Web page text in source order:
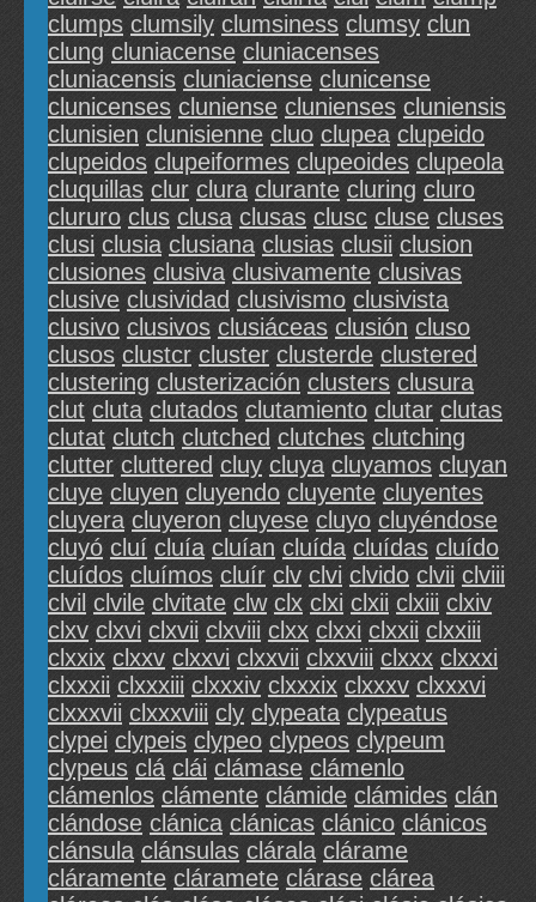
clumps clumsily clumsiness clumsy clun
clung cluniacense cluniacenses
cluniacensis cluniaciense clunicense
clunicenses cluniense clunienses cluniensis
clunisien clunisienne cluo clupea clupeido
clupeidos clupeiformes clupeoides clupeola
cluquillas clur clura clurante cluring cluro
clururo clus clusa clusas clusc cluse cluses
clusi clusia clusiana clusias clusii clusion
clusiones clusiva clusivamente clusivas
clusive clusividad clusivismo clusivista
clusivo clusivos clusiáceas clusión cluso
clusos clustcr cluster clusterde clustered
clustering clusterización clusters clusura
clut cluta clutados clutamiento clutar clutas
clutat clutch clutched clutches clutching
clutter cluttered cluy cluya cluyamos cluyan
cluye cluyen cluyendo cluyente cluyentes
cluyera cluyeron cluyese cluyo cluyéndose
cluyó cluí cluía cluían cluída cluídas cluído
cluídos cluímos cluír clv clvi clvido clvii clviii
clvil clvile clvitate clw clx clxi clxii clxiii clxiv
clxv clxvi clxvii clxviii clxx clxxi clxxii clxxiii
clxxix clxxv clxxvi clxxvii clxxviii clxxx clxxxi
clxxxii clxxxiii clxxxiv clxxxix clxxxv clxxxvi
clxxxvii clxxxviii cly clypeata clypeatus
clypei clypeis clypeo clypeos clypeum
clypeus clá clái clámase clámenlo
clámenlos clámente clámide clámides clán
clándose clánica clánicas clánico clánicos
clánsula clánsulas clárala clárame
cláramente cláramete clárase clárea